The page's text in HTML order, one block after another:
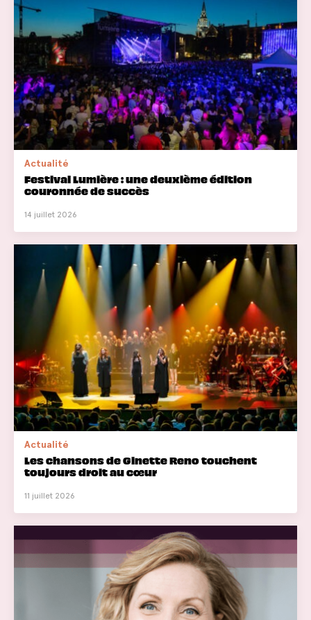
Actualité
Festival Lumière : une deuxième édition
couronnée de succès
14 juillet 2026
Actualité
Les chansons de Ginette Reno touchent
toujours droit au cœur
11 juillet 2026